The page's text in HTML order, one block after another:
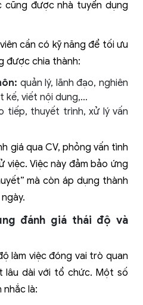
cũng được nhà tuyển dụng
cần có kỹ năng để tối ưu
được chia thành:
quản lý, lãnh đạo, nghiên
kế, viết nội dung,…
tiếp, thuyết trình, xử lý vấn
giá qua CV, phỏng vấn tình
việc. Việc này đảm bảo ứng
mà còn áp dụng thành
đánh giá thái độ và
làm việc đóng vai trò quan
lâu dài với tổ chức. Một số
là: